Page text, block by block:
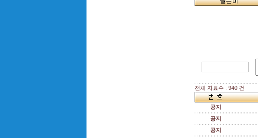
전체 자료수 : 940 건
공지
공지
공지